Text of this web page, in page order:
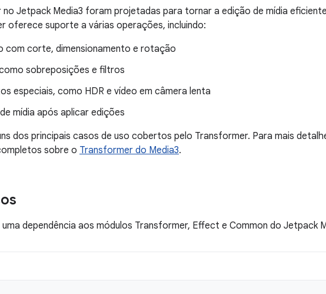
no Jetpack Media3 foram projetadas para tornar a edição de mídia
oferece suporte a várias operações, incluindo:
com corte, dimensionamento e rotação
sobreposições e filtros
especiais, como HDR e vídeo em câmera lenta
mídia após aplicar edições
dos principais casos de uso cobertos pelo Transformer. Para mais
sobre o Transformer do Media3.
dependência aos módulos Transformer, Effect e Common do Jetpack